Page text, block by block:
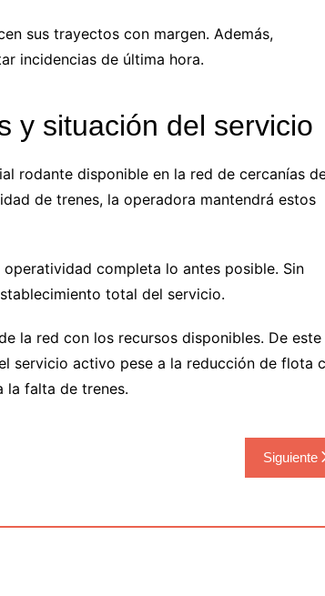
sus trayectos con margen. Además,
incidencias de última hora.
y situación del servicio
rodante disponible en la red de cercanías
de trenes, la operadora mantendrá estos
completa lo antes posible. Sin
total del servicio.
la red con los recursos disponibles. De este
servicio activo pese a la reducción de flota
la falta de trenes.
Siguiente